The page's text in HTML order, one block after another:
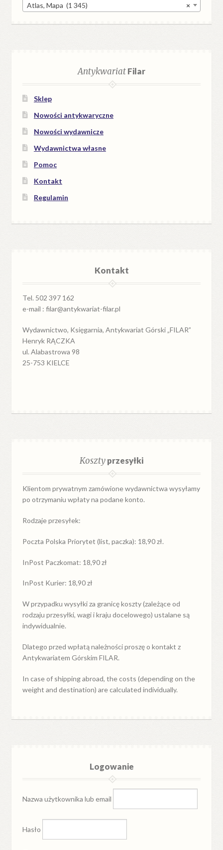
×
Atlas, Mapa (1 345)
AntykwariatFilar
Sklep
Nowości antykwaryczne
Nowości wydawnicze
Wydawnictwa własne
Pomoc
Kontakt
Regulamin
Kontakt
Tel. 502 397 162
e-mail : filar@antykwariat-filar.pl
Wydawnictwo, Księgarnia, Antykwariat Górski „FILAR”
Henryk RĄCZKA
ul. Alabastrowa 98
25-753 KIELCE
Kosztyprzesyłki
Klientom prywatnym zamówione wydawnictwa wysyłamy
po otrzymaniu wpłaty na podane konto.
Rodzaje przesyłek:
Poczta Polska Priorytet (list, paczka): 18,90 zł.
InPost Paczkomat: 18,90 zł
InPost Kurier: 18,90 zł
W przypadkuwysyłkiza granicękoszty (zależące od
rodzaju przesyłki, wagi i kraju docelowego) ustalane są
indywidualnie.
Dlatego przed wpłatą należności proszę o kontakt z
Antykwariatem Górskim FILAR.
In case of shipping abroad, the costs (depending on the
weight and destination) are calculated individually.
Logowanie
Nazwa użytkownika lub email
Hasło